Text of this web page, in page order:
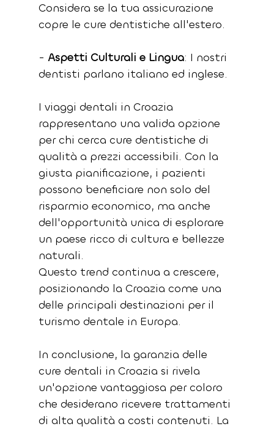
Considera se la tua assicurazione
copre le cure dentistiche all'estero.
- Aspetti Culturali e Lingua: I nostri
dentisti parlano italiano ed inglese.
I viaggi dentali in Croazia
rappresentano una valida opzione
per chi cerca cure dentistiche di
qualità a prezzi accessibili. Con la
giusta pianificazione, i pazienti
possono beneficiare non solo del
risparmio economico, ma anche
dell'opportunità unica di esplorare
un paese ricco di cultura e bellezze
naturali.
Questo trend continua a crescere,
posizionando la Croazia come una
delle principali destinazioni per il
turismo dentale in Europa.
In conclusione, la garanzia delle
cure dentali in Croazia si rivela
un'opzione vantaggiosa per coloro
che desiderano ricevere trattamenti
di alta qualità a costi contenuti. La